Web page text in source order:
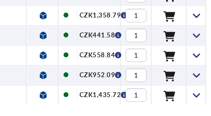
CZK1,358.79
CZK441.58
CZK558.84
CZK952.09
CZK1,435.72